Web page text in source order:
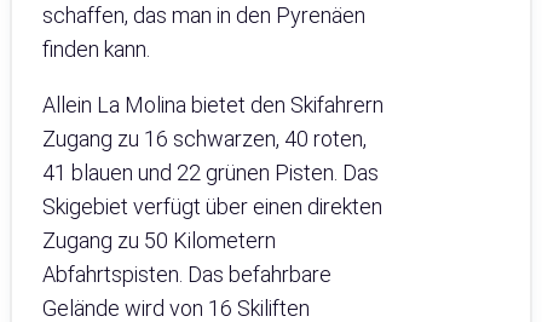
schaffen, das man in den Pyrenäen
finden kann.
Allein La Molina bietet den Skifahrern
Zugang zu 16 schwarzen, 40 roten,
41 blauen und 22 grünen Pisten. Das
Skigebiet verfügt über einen direkten
Zugang zu 50 Kilometern
Abfahrtspisten. Das befahrbare
Gelände wird von 16 Skiliften